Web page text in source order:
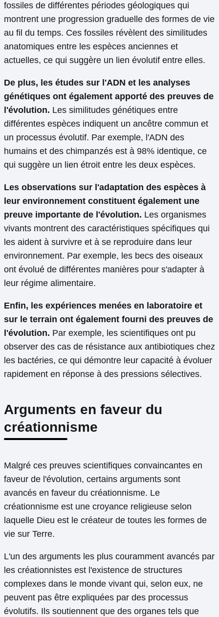
fossiles de différentes périodes géologiques qui
montrent une progression graduelle des formes de vie
au fil du temps. Ces fossiles révèlent des similitudes
anatomiques entre les espèces anciennes et
actuelles, ce qui suggère un lien évolutif entre elles.
De plus, les études sur l'ADN et les analyses
génétiques ont également apporté des preuves de
l'évolution. Les similitudes génétiques entre
différentes espèces indiquent un ancêtre commun et
un processus évolutif. Par exemple, l'ADN des
humains et des chimpanzés est à 98% identique, ce
qui suggère un lien étroit entre les deux espèces.
Les observations sur l'adaptation des espèces à
leur environnement constituent également une
preuve importante de l'évolution. Les organismes
vivants montrent des caractéristiques spécifiques qui
les aident à survivre et à se reproduire dans leur
environnement. Par exemple, les becs des oiseaux
ont évolué de différentes manières pour s'adapter à
leur régime alimentaire.
Enfin, les expériences menées en laboratoire et
sur le terrain ont également fourni des preuves de
l'évolution. Par exemple, les scientifiques ont pu
observer des cas de résistance aux antibiotiques chez
les bactéries, ce qui démontre leur capacité à évoluer
rapidement en réponse à des pressions sélectives.
Arguments en faveur du
créationnisme
Malgré ces preuves scientifiques convaincantes en
faveur de l'évolution, certains arguments sont
avancés en faveur du créationnisme. Le
créationnisme est une croyance religieuse selon
laquelle Dieu est le créateur de toutes les formes de
vie sur Terre.
L'un des arguments les plus couramment avancés par
les créationnistes est l'existence de structures
complexes dans le monde vivant qui, selon eux, ne
peuvent pas être expliquées par des processus
évolutifs. Ils soutiennent que des organes tels que